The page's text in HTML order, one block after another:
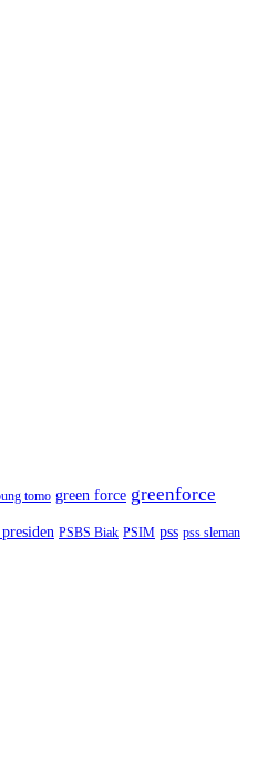
tomo green force greenforce
PSBS Biak PSIM pss pss sleman